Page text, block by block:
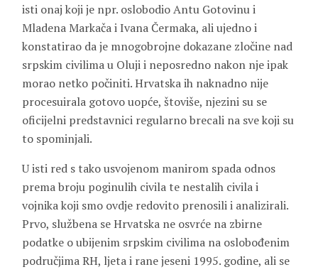
isti onaj koji je npr. oslobodioAntu Gotovinui
Mladena MarkačaiIvana Čermaka, ali ujedno i
konstatirao da je mnogobrojne dokazane zločine nad
srpskim civilima u Oluji i neposredno nakon nje ipak
morao netko počiniti. Hrvatska ih naknadno nije
procesuirala gotovo uopće, štoviše, njezini su se
oficijelni predstavnici regularno brecali na sve koji su
to spominjali.
U isti red s tako usvojenom manirom spada odnos
prema broju poginulih civila te nestalih civila i
vojnika koji smo ovdje redovito prenosili i analizirali.
Prvo, službena se Hrvatska ne osvrće na zbirne
podatke o ubijenim srpskim civilima na oslobođenim
područjima RH, ljeta i rane jeseni 1995. godine, ali se